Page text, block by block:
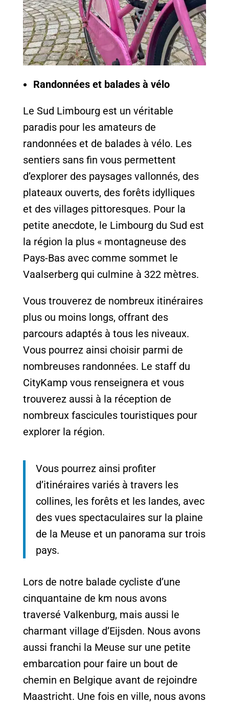
Randonnées et balades à vélo
Le Sud Limbourg est un véritable
paradis pour les amateurs de
randonnées et de balades à vélo. Les
sentiers sans fin vous permettent
d’explorer des paysages vallonnés, des
plateaux ouverts, des forêts idylliques
et des villages pittoresques. Pour la
petite anecdote, le Limbourg du Sud est
la région la plus « montagneuse des
Pays-Bas avec comme sommet le
Vaalserberg qui culmine à 322 mètres.
Vous trouverez de nombreux itinéraires
plus ou moins longs, offrant des
parcours adaptés à tous les niveaux.
Vous pourrez ainsi choisir parmi de
nombreuses randonnées. Le staff du
CityKamp vous renseignera et vous
trouverez aussi à la réception de
nombreux fascicules touristiques pour
explorer la région.
Vous pourrez ainsi profiter
d’itinéraires variés à travers les
collines, les forêts et les landes, avec
des vues spectaculaires sur la plaine
de la Meuse et un panorama sur trois
pays.
Lors de notre balade cycliste d’une
cinquantaine de km nous avons
traversé Valkenburg, mais aussi le
charmant village d’Eijsden. Nous avons
aussi franchi la Meuse sur une petite
embarcation pour faire un bout de
chemin en Belgique avant de rejoindre
Maastricht. Une fois en ville, nous avons